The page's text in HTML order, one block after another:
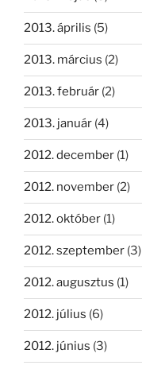
2013. április (5)
2013. március (2)
2013. február (2)
2013. január (4)
2012. december (1)
2012. november (2)
2012. október (1)
2012. szeptember (3)
2012. augusztus (1)
2012. július (6)
2012. június (3)